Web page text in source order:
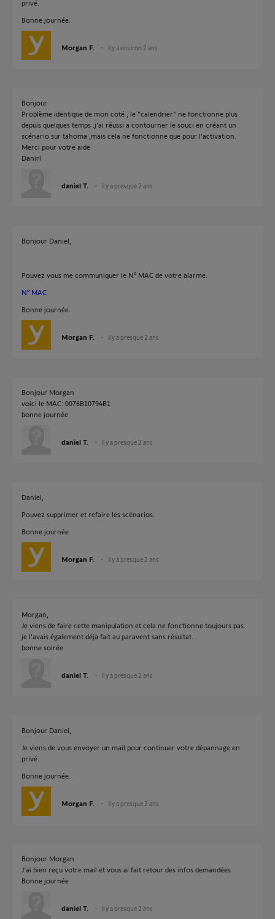
privé.
Bonne journée.
Morgan F. il y a environ 2 ans
Bonjour
Problème identique de mon coté , le "calendrier" ne fonctionne plus
depuis quelques temps .j'ai réussi a contourner le souci en créant un
scénario sur tahoma ,mais cela ne fonctionne que pour l'activation.
Merci pour votre aide
Danirl
daniel T. il y a presque 2 ans
Bonjour Daniel,
Pouvez vous me communiquer le N° MAC de votre alarme.
N° MAC
Bonne journée.
Morgan F. il y a presque 2 ans
Bonjour Morgan
voici le MAC: 0076B10794B1
bonne journée
daniel T. il y a presque 2 ans
Daniel,
Pouvez supprimer et refaire les scénarios.
Bonne journée.
Morgan F. il y a presque 2 ans
Morgan,
Je viens de faire cette manipulation.et cela ne fonctionne toujours pas.
je l'avais également déjà fait au paravent sans résultat.
bonne soirée
daniel T. il y a presque 2 ans
Bonjour Daniel,
Je viens de vous envoyer un mail pour continuer votre dépannage en
privé.
Bonne journée.
Morgan F. il y a presque 2 ans
Bonjour Morgan
J'ai bien reçu votre mail et vous ai fait retour des infos demandées
Bonne journée
daniel T. il y a presque 2 ans